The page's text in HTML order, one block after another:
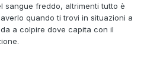
sangue freddo, altrimenti tutto è
quando ti trovi in situazioni a
a colpire dove capita con il